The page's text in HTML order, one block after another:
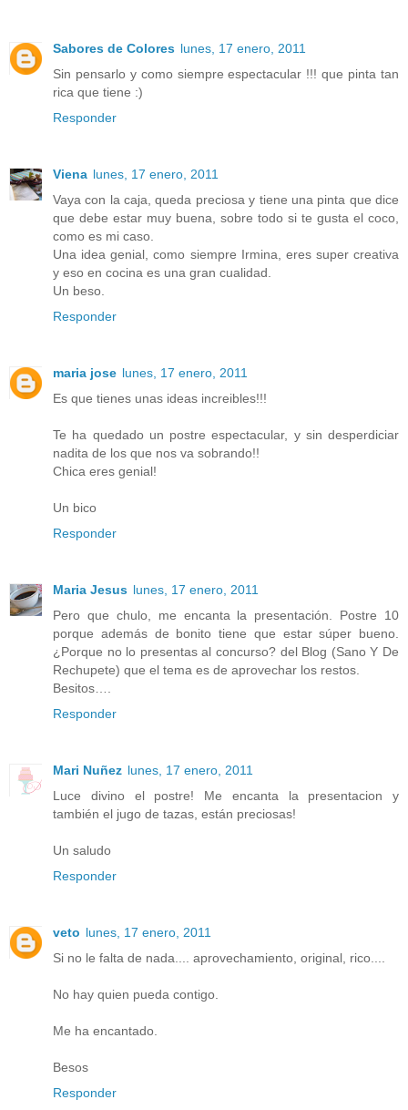
Sabores de Colores lunes, 17 enero, 2011
Sin pensarlo y como siempre espectacular !!! que pinta tan
rica que tiene :)
Responder
Viena lunes, 17 enero, 2011
Vaya con la caja, queda preciosa y tiene una pinta que dice
que debe estar muy buena, sobre todo si te gusta el coco,
como es mi caso.
Una idea genial, como siempre Irmina, eres super creativa
y eso en cocina es una gran cualidad.
Un beso.
Responder
maria jose lunes, 17 enero, 2011
Es que tienes unas ideas increibles!!!
Te ha quedado un postre espectacular, y sin desperdiciar
nadita de los que nos va sobrando!!
Chica eres genial!
Un bico
Responder
Maria Jesus lunes, 17 enero, 2011
Pero que chulo, me encanta la presentación. Postre 10
porque además de bonito tiene que estar súper bueno.
¿Porque no lo presentas al concurso? del Blog (Sano Y De
Rechupete) que el tema es de aprovechar los restos.
Besitos….
Responder
Mari Nuñez lunes, 17 enero, 2011
Luce divino el postre! Me encanta la presentacion y
también el jugo de tazas, están preciosas!
Un saludo
Responder
veto lunes, 17 enero, 2011
Si no le falta de nada.... aprovechamiento, original, rico....
No hay quien pueda contigo.
Me ha encantado.
Besos
Responder